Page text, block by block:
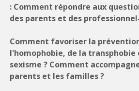
: Comment répondre aux
des parents et des
Comment favoriser la
l'homophobie, de la transphobie
sexisme ? Comment
parents et les familles ?